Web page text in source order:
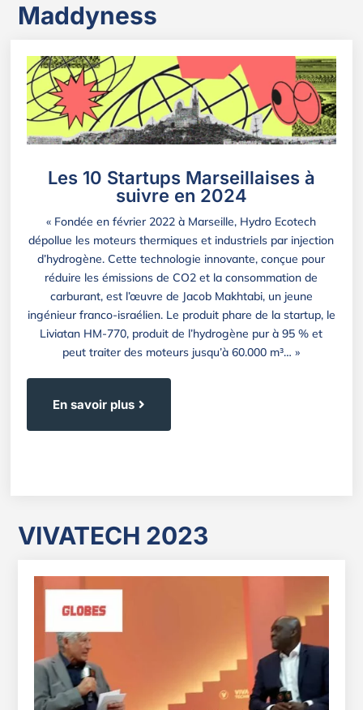
Maddyness
Les 10 Startups Marseillaises à
suivre en 2024
« Fondée en février 2022 à Marseille, Hydro Ecotech
dépollue les moteurs thermiques et industriels par injection
d’hydrogène. Cette technologie innovante, conçue pour
réduire les émissions de CO2 et la consommation de
carburant, est l’œuvre de Jacob Makhtabi, un jeune
ingénieur franco-israélien. Le produit phare de la startup, le
Liviatan HM-770, produit de l’hydrogène pur à 95 % et
peut traiter des moteurs jusqu’à 60.000 m³… »
En savoir plus
VIVATECH 2023